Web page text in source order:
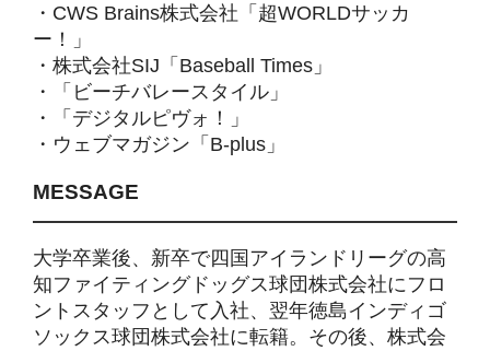
・CWS Brains株式会社「超WORLDサッカ
ー！」
・株式会社SIJ「Baseball Times」
・「ビーチバレースタイル」
・「デジタルピヴォ！」
・ウェブマガジン「B-plus」
MESSAGE
大学卒業後、新卒で四国アイランドリーグの高
知ファイティングドッグス球団株式会社にフロ
ントスタッフとして入社、翌年徳島インディゴ
ソックス球団株式会社に転籍。その後、株式会